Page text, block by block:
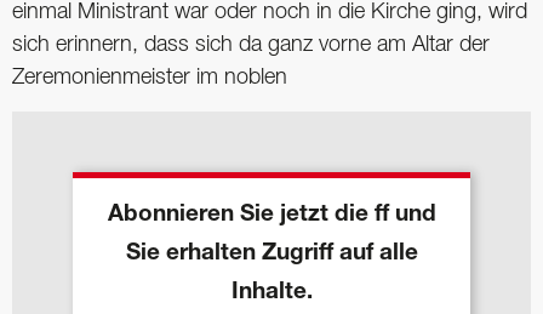
einmal Ministrant war oder noch in die Kirche ging, wird
sich erinnern, dass sich da ganz vorne am Altar der
Zeremonienmeister im noblen
Abonnieren Sie jetzt die ff und
Sie erhalten Zugriff auf alle
Inhalte.